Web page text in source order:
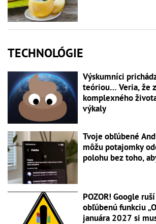
TECHNOLÓGIE
Výskumníci
teóriou… Veria, že
komplexného
výkaly
Tvoje obľúbené
môžu potajomky
polohu bez toho,
POZOR! Google
obľúbenú funkciu
januára 2027 si